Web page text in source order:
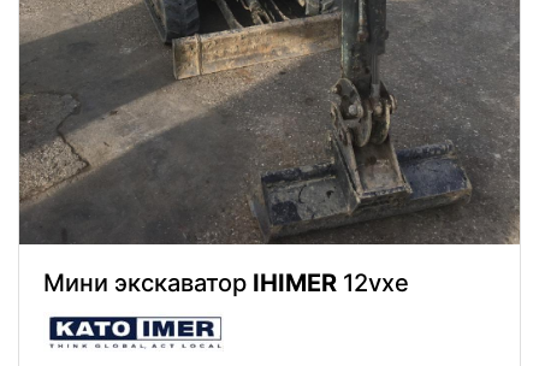
Мини экскаватор IHIMER 12vxe